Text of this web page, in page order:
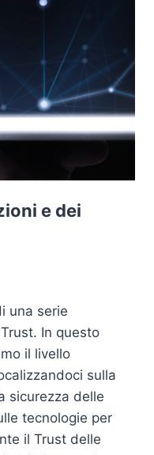
e dei
una serie
In questo
il livello
sulla
sicurezza delle
tecnologie per
il Trust delle